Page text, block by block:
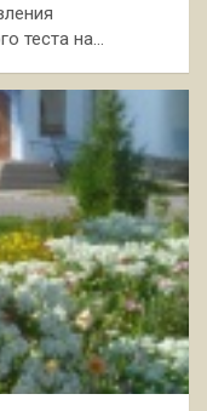
теста на…